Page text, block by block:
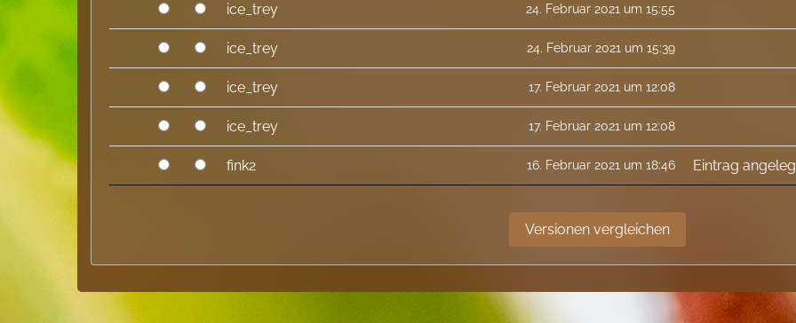
ice_trey 24. Februar 2021 um 15:55
ice_trey 24. Februar 2021 um 15:39
ice_trey 17. Februar 2021 um 12:08
ice_trey 17. Februar 2021 um 12:08
fink2 16. Februar 2021 um 18:46 Eintrag